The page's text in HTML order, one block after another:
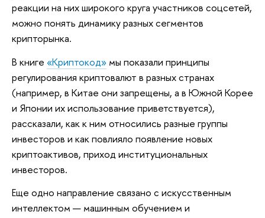
реакции на них широкого круга участников соцсетей,
можно понять динамику разных сегментов
крипторынка.
В книге «Криптокод» мы показали принципы
регулирования криптовалют в разных странах
(например, в Китае они запрещены, а в Южной Корее
и Японии их использование приветствуется),
рассказали, как к ним относились разные группы
инвесторов и как повлияло появление новых
криптоактивов, приход институциональных
инвесторов.
Еще одно направление связано с искусственным
интеллектом — машинным обучением и